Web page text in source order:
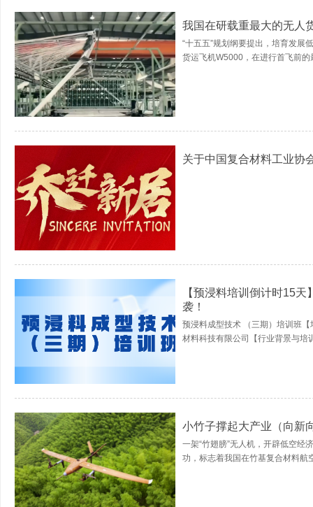
我国在研载重最大的无人
“十五五”规划纲要提出，培育发展
货运飞机W5000，在进行首飞前的
关于中国复合材料工业协
【预浸料培训倒计时15
袭！
预浸料成型技术 （三期）培训班
材料科技有限公司【行业背景与培
小竹子撑起大产业（向新
一架“竹翅膀”无人机，开辟低空经
功，标志着我国在竹基复合材料航